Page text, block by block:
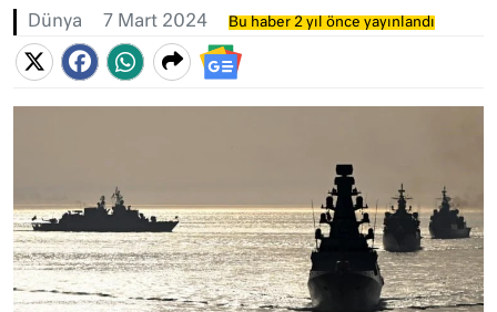
Dünya 7 Mart 2024 Bu haber 2 yıl önce yayınlandı